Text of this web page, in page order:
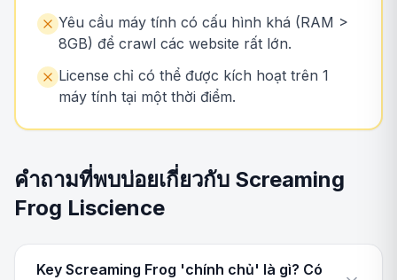
Yêu cầu máy tính có cấu hình khá (RAM >
8GB) để crawl các website rất lớn.
License chỉ có thể được kích hoạt trên 1
máy tính tại một thời điểm.
คำถามที่พบบ่อยเกี่ยวกับ Screaming
Frog Liscience
Key Screaming Frog 'chính chủ' là gì? Có